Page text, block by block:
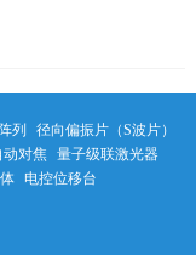
列
径向偏振片（S波片）
动对焦 量子级联激光器
电控位移台